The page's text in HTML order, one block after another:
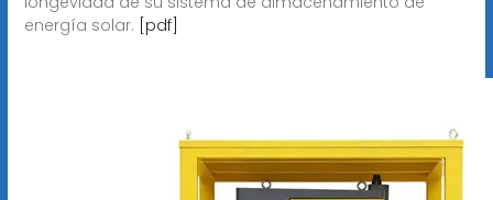
energía solar. [pdf]